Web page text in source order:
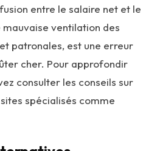
entre le salaire net et le
ventilation des
patronales, est une erreur
cher. Pour approfondir
consulter les conseils sur
spécialisés comme